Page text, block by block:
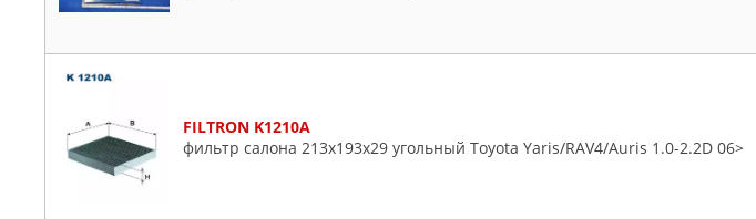
FILTRON K1210A
фильтр салона 213x193x29 угольный Toyota Yaris/RAV4/Auris 1.0-2.2D 06>